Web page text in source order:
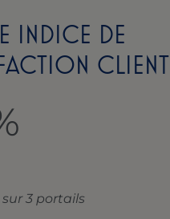
INDICE DE
CLIENT
sur 3 portails